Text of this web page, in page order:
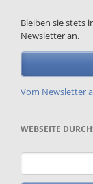
Bleiben sie stets
Newsletter an.
Vom Newsletter
WEBSEITE
Keywords